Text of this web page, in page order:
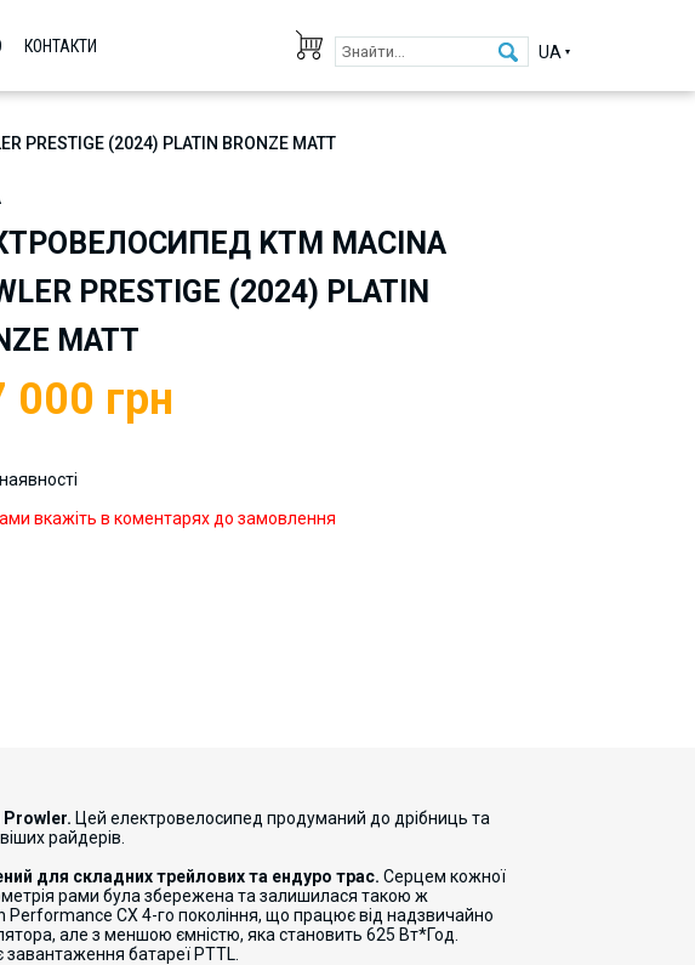
КОНТАКТИ UA
(2024) PLATIN BRONZE MATT
KTM MACINA
PRESTIGE (2024) PLATIN
MATT
000 грн
вкажіть в коментарях до замовлення
Prowler. Цей електровелосипед продуманий до дрібниць та
райдерів.
для складних трейлових та ендуро трас. Серцем кожної
рами була збережена та залишилася такою ж
CX 4-го покоління, що працює від надзвичайно
але з меншою ємністю, яка становить 625 Вт*Год.
батареї PTTL.